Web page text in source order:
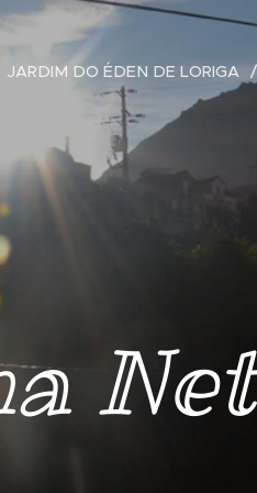
JARDIM DO ÉDEN DE LORIGA
Net